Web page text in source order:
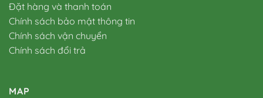
Đặt hàng và thanh toán
Chính sách bảo mật thông tin
Chính sách vận chuyển
Chính sách đổi trả
MAP